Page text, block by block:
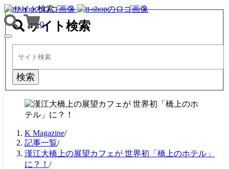
0
TOGGLE
NAVIGATION
サイト検索
サイト検索
検索
K Magazine/
記事一覧/
漢江大橋上の展望カフェが 世界初「橋上のホテル」
に？！ /